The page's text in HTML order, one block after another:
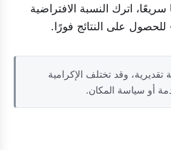
اترك النسبة الافتراضية
على النتائج فورًا.
تقديرية، وقد تختلف الإكرامية
أو سياسة المكان.